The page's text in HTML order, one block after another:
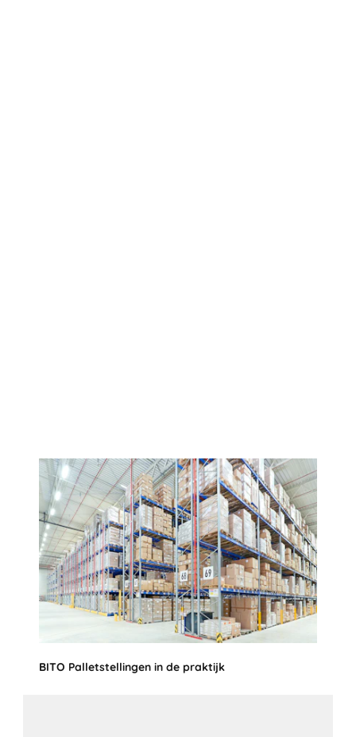
BITO Palletstellingen in de praktijk
Ontdek de diverse BITO
magazijnstellingen